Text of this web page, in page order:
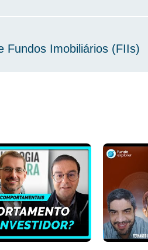
Fundos Imobiliários (FIIs)